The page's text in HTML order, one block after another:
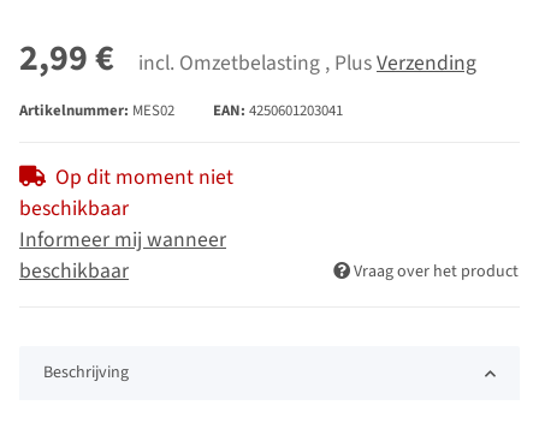
2,99 € incl. Omzetbelasting , PlusVerzending
Artikelnummer: MES02 EAN: 4250601203041
Op dit moment niet
beschikbaar
Informeer mij wanneer
beschikbaar
Vraag over het product
Beschrijving